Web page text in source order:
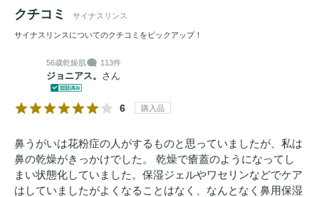
クチコミ サイナスリンス
サイナスリンスについてのクチコミをピックアップ！
56歳乾燥肌 113件
ジョニアス。 さん
6 購入品
鼻うがいは花粉症の人がするものと思っていましたが、私は
鼻の乾燥がきっかけでした。 乾燥で瘡蓋のようになってし
まい状態化していました。保湿ジェルやワセリンなどでケア
はしていましたがよくなることはなく、なんとなく鼻用保湿